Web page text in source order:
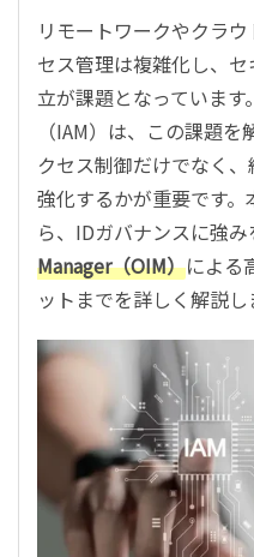
リモートワークやクラ
セス管理は複雑化し、
立が課題となっていま
（IAM）は、この課題
クセス制御だけでなく
強化するかが重要です
ら、IDガバナンスに強み
Manager（OIM）による
ットまでを詳しく解説し